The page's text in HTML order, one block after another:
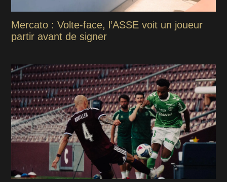
Mercato : Volte-face, l’ASSE voit un joueur
partir avant de signer